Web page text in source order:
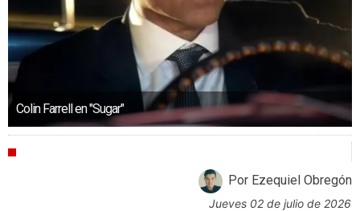
Colin Farrell en "Sugar"
Por Ezequiel Obregón
jueves 02 de julio de 2026